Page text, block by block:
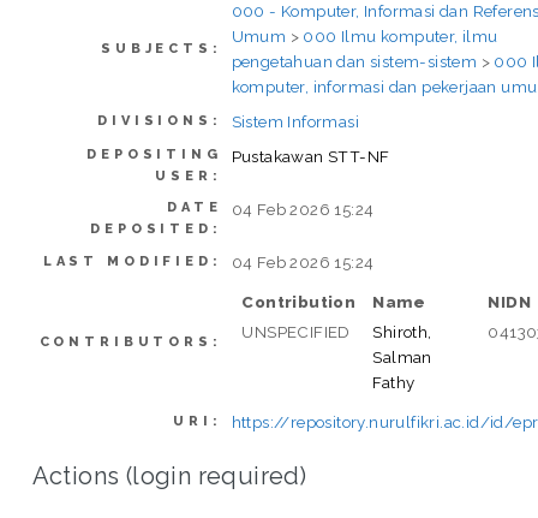
SUBJECTS:
000 - Komputer, Informasi dan
Umum > 000 Ilmu komputer, ilmu
pengetahuan dan sistem-sistem > 000
komputer, informasi dan pekerjaan
DIVISIONS: Sistem Informasi
DEPOSITING
USER:
Pustakawan STT-NF
DATE
DEPOSITED:
04 Feb 2026 15:24
LAST MODIFIED: 04 Feb 2026 15:24
CONTRIBUTORS:
Contribution Name
NIDN
UNSPECIFIED
Shiroth,
Salman
Fathy
URI: https://repository.nurulfikri.ac.id/id/
Actions (login required)